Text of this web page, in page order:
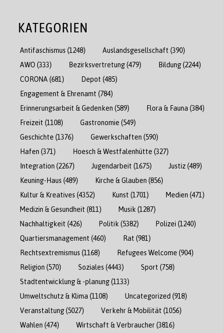
KATEGORIEN
Antifaschismus (1248) Auslandsgesellschaft (390)
AWO (333) Bezirksvertretung(479) Bildung(2244)
CORONA (681) Depot (485)
Engagement & Ehrenamt (784)
Erinnerungsarbeit & Gedenken (589) Flora & Fauna (384)
Freizeit (1108) Gastronomie (549)
Geschichte (1376) Gewerkschaften (590)
Hafen (371) Hoesch & Westfalenhütte (327)
Integration (2267) Jugendarbeit (1675) Justiz(489)
Keuning-Haus (489) Kirche & Glauben (856)
Kultur & Kreatives (4352) Kunst (1701) Medien (471)
Medizin & Gesundheit (811) Musik (1287)
Nachhaltigkeit (426) Politik (5382) Polizei (1240)
Quartiersmanagement (460) Rat (981)
Rechtsextremismus (1168) Refugees Welcome (904)
Religion (570) Soziales (4443) Sport (758)
Stadtentwicklung & -planung(1133)
Umweltschutz & Klima (1108) Uncategorized (918)
Veranstaltung(5027) Verkehr & Mobilität (1056)
Wahlen (474) Wirtschaft & Verbraucher(3816)